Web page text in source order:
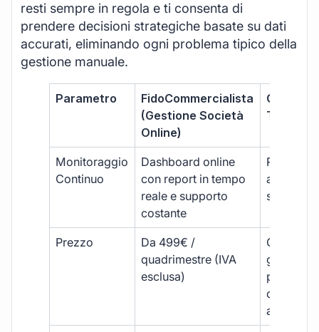
resti sempre in regola e ti consenta di
prendere decisioni strategiche basate su dati
accurati, eliminando ogni problema tipico della
gestione manuale.
Parametro
FidoCommercialista
(Gestione Società
Online)
Monitoraggio
Continuo
Dashboard online
con report in tempo
reale e supporto
costante
Report
sporadici
Prezzo
Da 499€ /
quadrimestre (IVA
esclusa)
Costi
più
ogni